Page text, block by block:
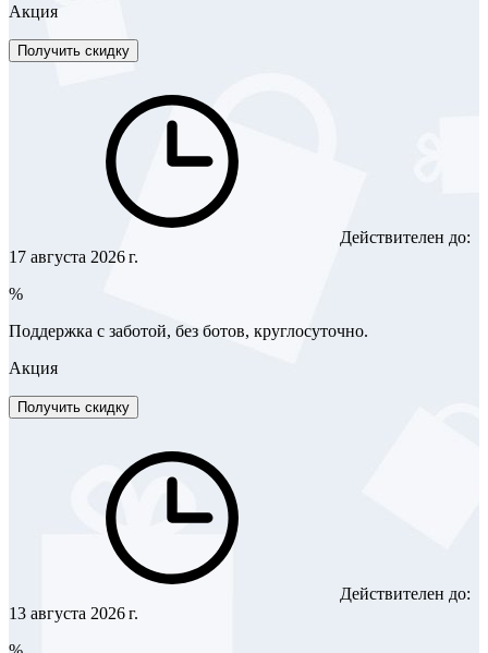
Акция
Получить скидку
Действителен до:
17 августа 2026 г.
%
Поддержка с заботой, без ботов, круглосуточно.
Акция
Получить скидку
Действителен до:
13 августа 2026 г.